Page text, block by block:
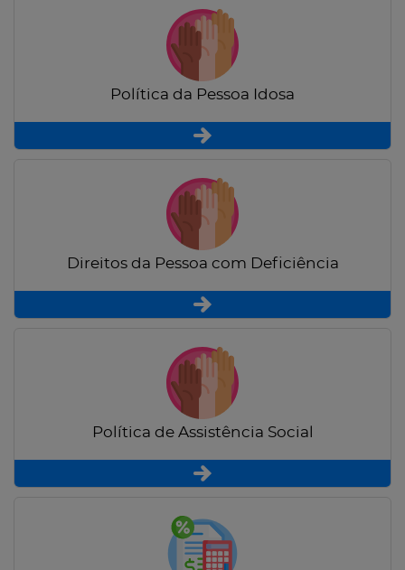
Política da Pessoa Idosa
Direitos da Pessoa com Deficiência
Política de Assistência Social